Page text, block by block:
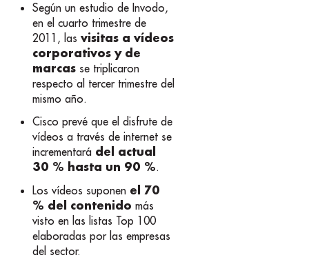
Según un estudio de Invodo,
en el cuarto trimestre de
2011, lasvisitas a vídeos
corporativos y de
marcas se triplicaron
respecto al tercer trimestre del
mismo año.
Cisco prevé que el disfrute de
vídeos a través de internet se
incrementará del actual
30 % hasta un 90 %.
Los vídeos suponen el 70
% del contenido más
visto en las listas Top 100
elaboradas por las empresas
del sector.